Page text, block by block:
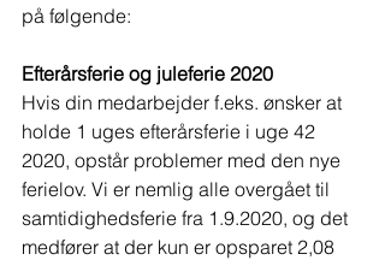
på følgende:
Efterårsferie og juleferie 2020
Hvis din medarbejder f.eks. ønsker at
holde 1 uges efterårsferie i uge 42
2020, opstår problemer med den nye
ferielov. Vi er nemlig alle overgået til
samtidighedsferie fra 1.9.2020, og det
medfører at der kun er opsparet 2,08